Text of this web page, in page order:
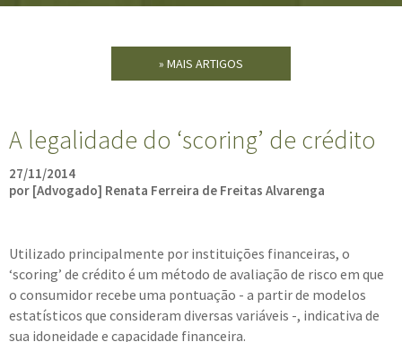
» MAIS ARTIGOS
A legalidade do ‘scoring’ de crédito
27/11/2014
por [Advogado] Renata Ferreira de Freitas Alvarenga
Utilizado principalmente por instituições financeiras, o
‘scoring’ de crédito é um método de avaliação de risco em que
o consumidor recebe uma pontuação - a partir de modelos
estatísticos que consideram diversas variáveis -, indicativa de
sua idoneidade e capacidade financeira.